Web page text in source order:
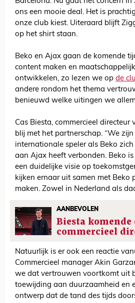
ons een mooie deal. Het is
onze club kiest. Uiteraard blijft
op het shirt staan.
Beko en Ajax gaan de komende
content maken en
ontwikkelen, zo lezen we op de
andere rondom het thema
benieuwd welke uitingen we
Cas Biesta, commercieel directeur
blij met het partnerschap. “We
internationale speler als Beko
aan Ajax heeft verbonden. Beko
een duidelijke visie op
kijken ernaar uit samen met Beko
maken. Zowel in Nederland als
AANBEVOLEN
Biesta
commercieel
Natuurlijk is er ook een reactie
Commercieel manager Akin
we dat vertrouwen voortkomt uit
toewijding aan duurzaamheid en
ontwerp dat de tand des tijds